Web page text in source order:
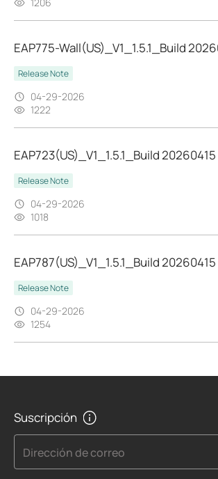
EAP775-Wall(US)_V1_1.5.1_Build
Release Note
04-29-2026
1222
EAP723(US)_V1_1.5.1_Build 20260415
Release Note
04-29-2026
1018
EAP787(US)_V1_1.5.1_Build 20260415
Release Note
04-29-2026
1254
Suscripción
Dirección de correo